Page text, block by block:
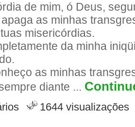
de mim, ó Deus,
as minhas
misericórdias.
da minha
as minhas
diante ...
1644 visualizações